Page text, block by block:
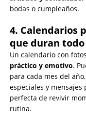
bodas o cumpleaños.
4. Calendarios
que duran
Un calendario con
práctico y emotivo.
para cada mes del
especiales y mensajes
perfecta de revivir
rutina.